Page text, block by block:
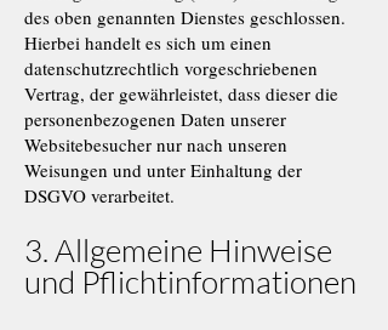
des oben genannten Dienstes geschlossen.
Hierbei handelt es sich um einen
datenschutzrechtlich vorgeschriebenen
Vertrag, der gewährleistet, dass dieser die
personenbezogenen Daten unserer
Websitebesucher nur nach unseren
Weisungen und unter Einhaltung der
DSGVO verarbeitet.
3. Allgemeine Hinweise
und Pflichtinformationen